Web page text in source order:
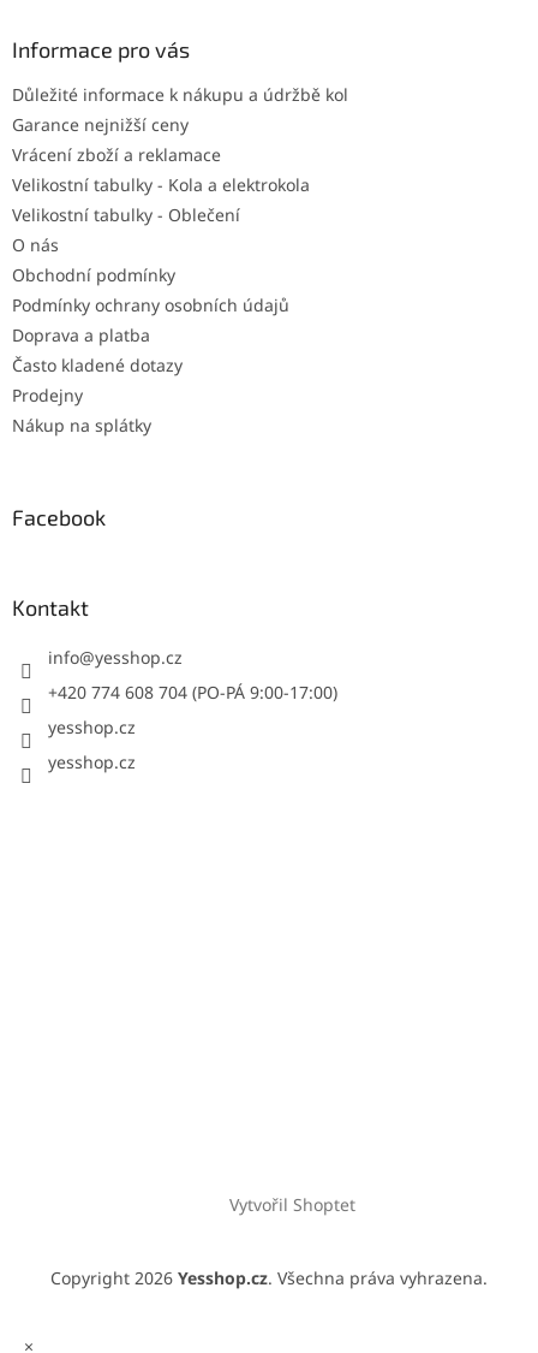
Informace pro vás
Důležité informace k nákupu a údržbě kol
Garance nejnižší ceny
Vrácení zboží a reklamace
Velikostní tabulky - Kola a elektrokola
Velikostní tabulky - Oblečení
O nás
Obchodní podmínky
Podmínky ochrany osobních údajů
Doprava a platba
Často kladené dotazy
Prodejny
Nákup na splátky
Facebook
Kontakt
info@yesshop.cz
+420 774 608 704 (PO-PÁ 9:00-17:00)
yesshop.cz
yesshop.cz
Vytvořil Shoptet
Copyright 2026 Yesshop.cz. Všechna práva vyhrazena.
×